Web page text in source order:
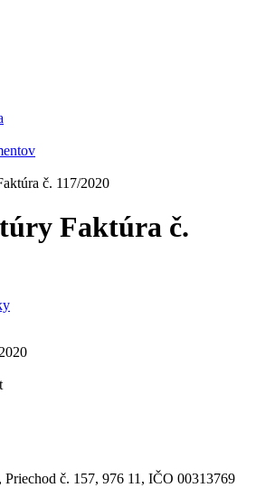
č. 117/2020
Faktúra č.
Priechod č. 157, 976 11, IČO 00313769